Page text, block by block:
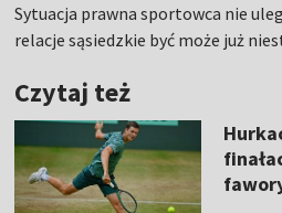
Sytuacja prawna sportowca nie
relacje sąsiedzkie być może już
Czytaj też